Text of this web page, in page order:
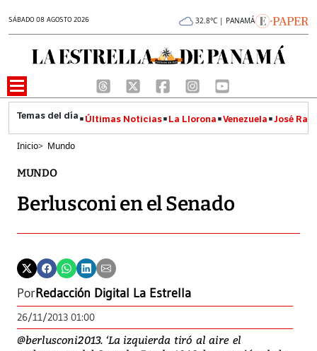
SÁBADO 08 AGOSTO 2026 32.8°C | PANAMÁ
Últimas Noticias La Llorona Venezuela José
Inicio> Mundo
MUNDO
Berlusconi en el Senado
PorRedacción Digital La Estrella
26/11/2013 01:00
@berlusconi2013. ‘La izquierda tiró al aire el